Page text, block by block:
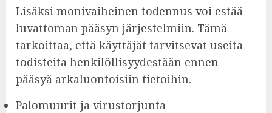
Lisäksi monivaiheinen todennus voi estää
luvattoman pääsyn järjestelmiin. Tämä
tarkoittaa, että käyttäjät tarvitsevat useita
todisteita henkilöllisyydestään ennen
pääsyä arkaluontoisiin tietoihin.
Palomuurit ja virustorjunta